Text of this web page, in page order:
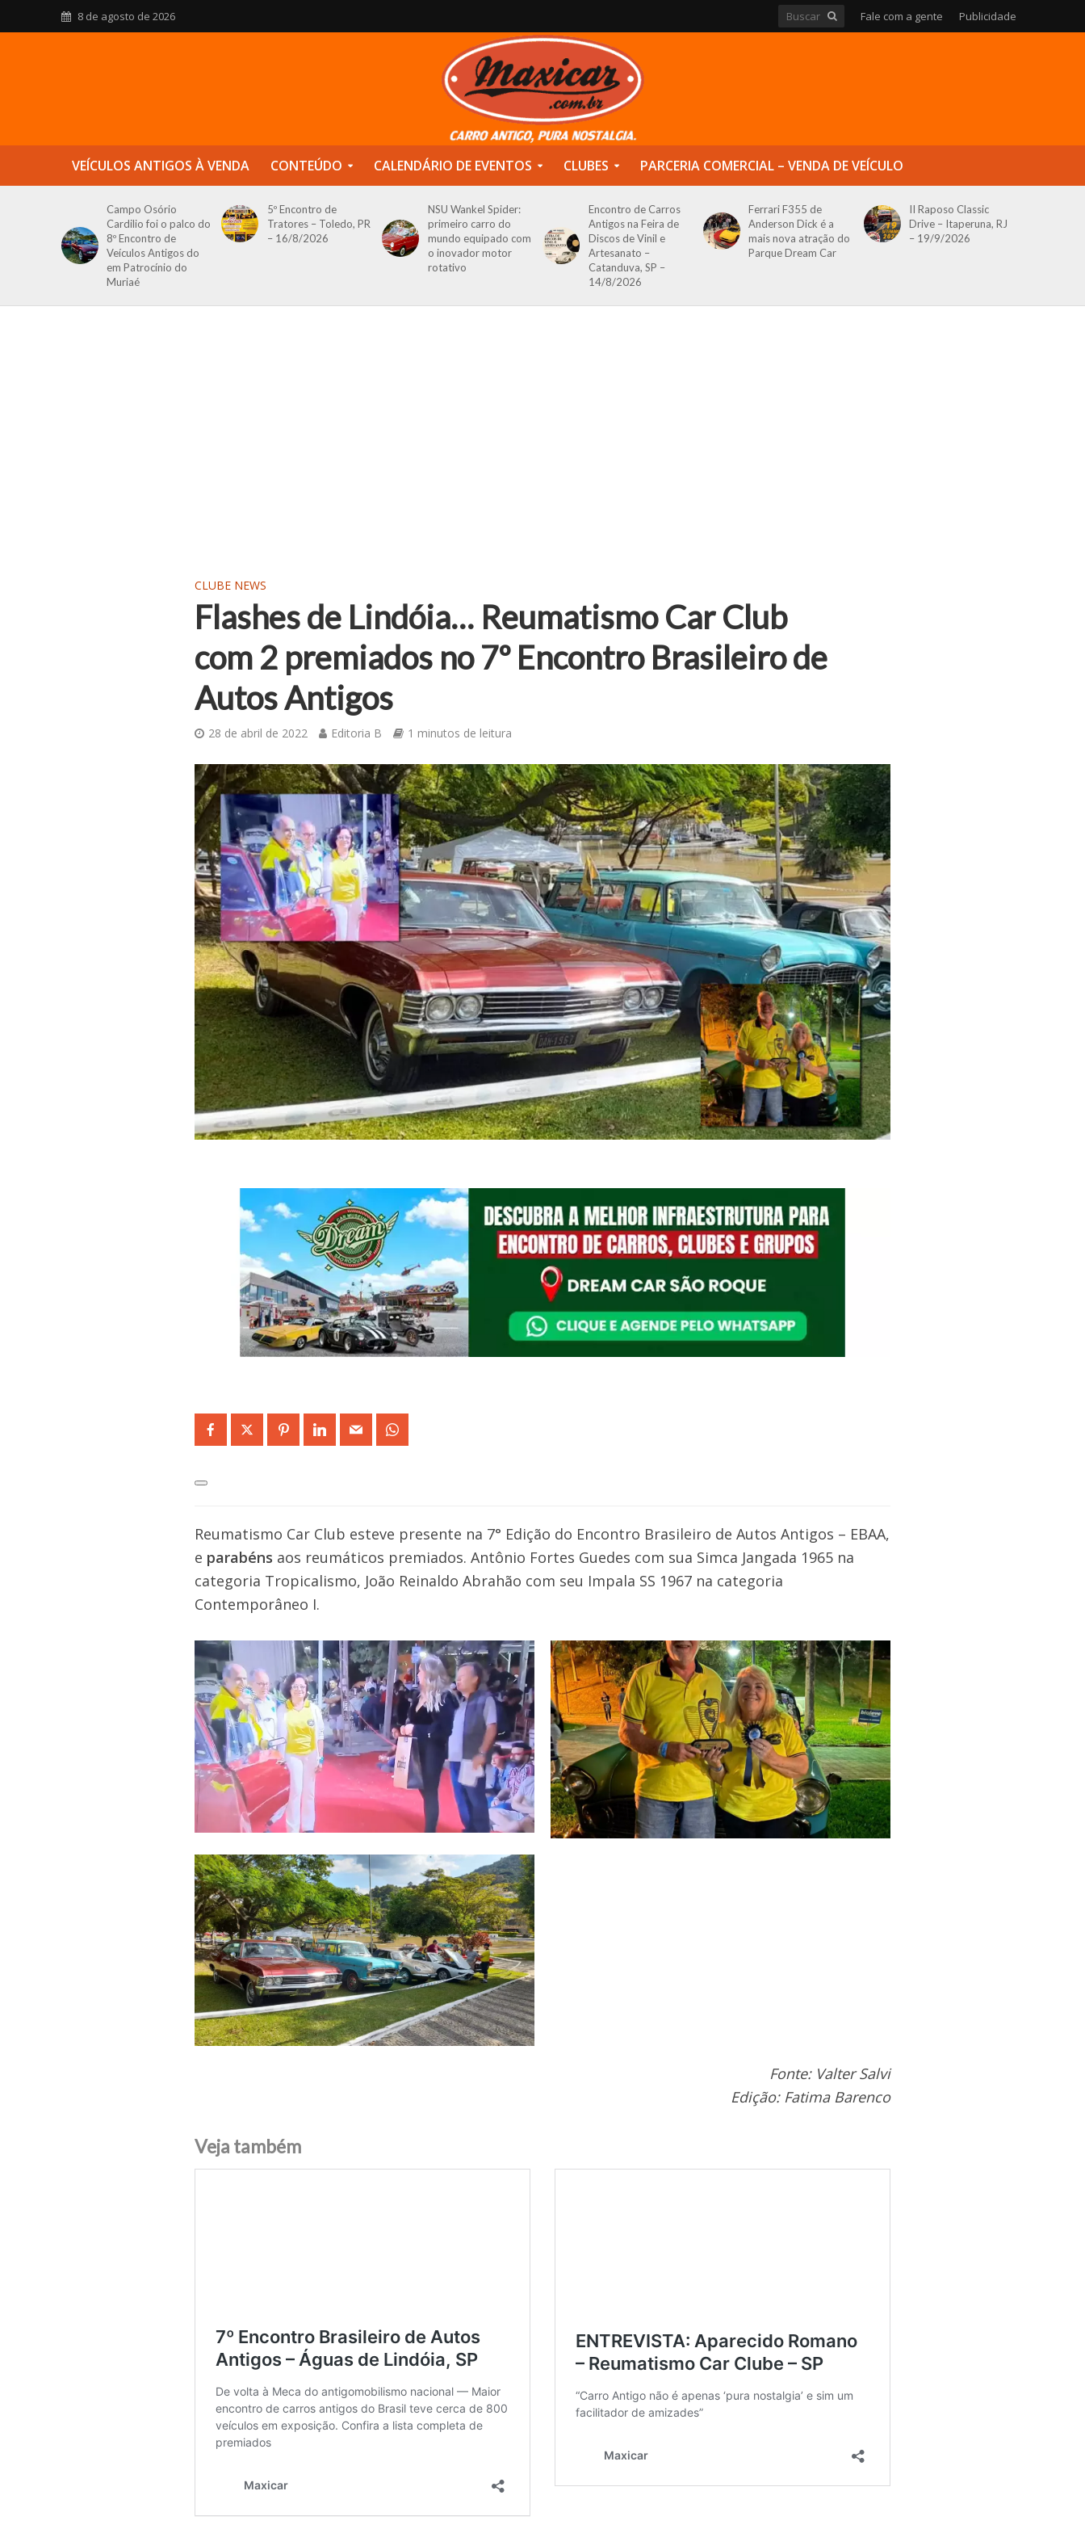
8 de agosto de 2026 Fale com a gente Publicidade
VEÍCULOS ANTIGOS À VENDA CONTEÚDO CALENDÁRIO DE EVENTOS CLUBES PARCERIA COMERCIAL – VENDA DE VEÍCULO
Campo Osório
Cardilio foi o palco do
8º Encontro de
Veículos Antigos do
em Patrocínio do
Muriaé
5º Encontro de
Tratores – Toledo, PR
– 16/8/2026
NSU Wankel Spider:
primeiro carro do
mundo equipado com
o inovador motor
rotativo
Encontro de Carros
Antigos na Feira de
Discos de Vinil e
Artesanato –
Catanduva, SP –
14/8/2026
Ferrari F355 de
Anderson Dick é a
mais nova atração do
Parque Dream Car
II Raposo Classic
Drive – Itaperuna, RJ
– 19/9/2026
CLUBE NEWS
Flashes de Lindóia… Reumatismo Car Club
com 2 premiados no 7º Encontro Brasileiro de
Autos Antigos
28 de abril de 2022 Editoria B 1 minutos de leitura
Reumatismo Car Club esteve presente na 7° Edição do Encontro Brasileiro de Autos Antigos – EBAA,
e parabéns aos reumáticos premiados. Antônio Fortes Guedes com sua Simca Jangada 1965 na
categoria Tropicalismo, João Reinaldo Abrahão com seu Impala SS 1967 na categoria
Contemporâneo I.
Fonte: Valter Salvi
Edição: Fatima Barenco
Veja também